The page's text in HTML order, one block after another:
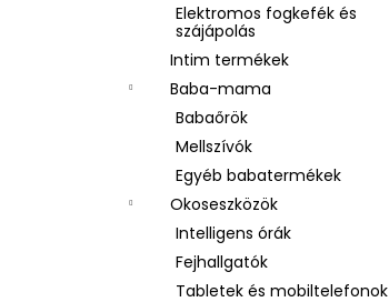
Elektromos fogkefék és
szájápolás
Intim termékek
Baba-mama
Babaőrök
Mellszívók
Egyéb babatermékek
Okoseszközök
Intelligens órák
Fejhallgatók
Tabletek és mobiltelefonok